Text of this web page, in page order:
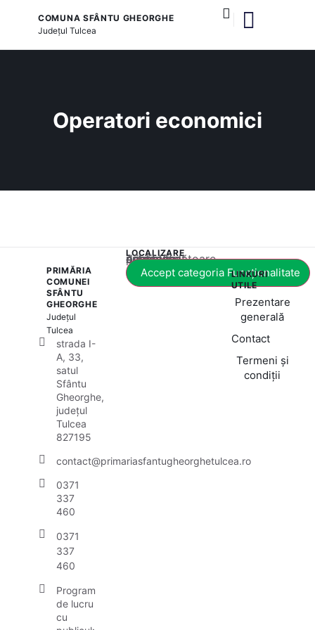
COMUNA SFÂNTU GHEORGHE
Județul Tulcea
Operatori economici
PRIMĂRIA
COMUNEI
SFÂNTU
GHEORGHE
Județul
Tulcea
strada I-
A, 33,
satul
Sfântu
Gheorghe,
județul
Tulcea
827195
contact@primariasfantugheorghetulcea.ro
0371
337
460
0371
337
460
Program
de lucru
cu
LOCALIZARE
Acest conținut este blocat până când acceptați categoria corespunzătoare de cookie-uri.
Accept categoria Funcționalitate
LINKURI
UTILE
Prezentare
generală
Contact
Termeni și
condiții